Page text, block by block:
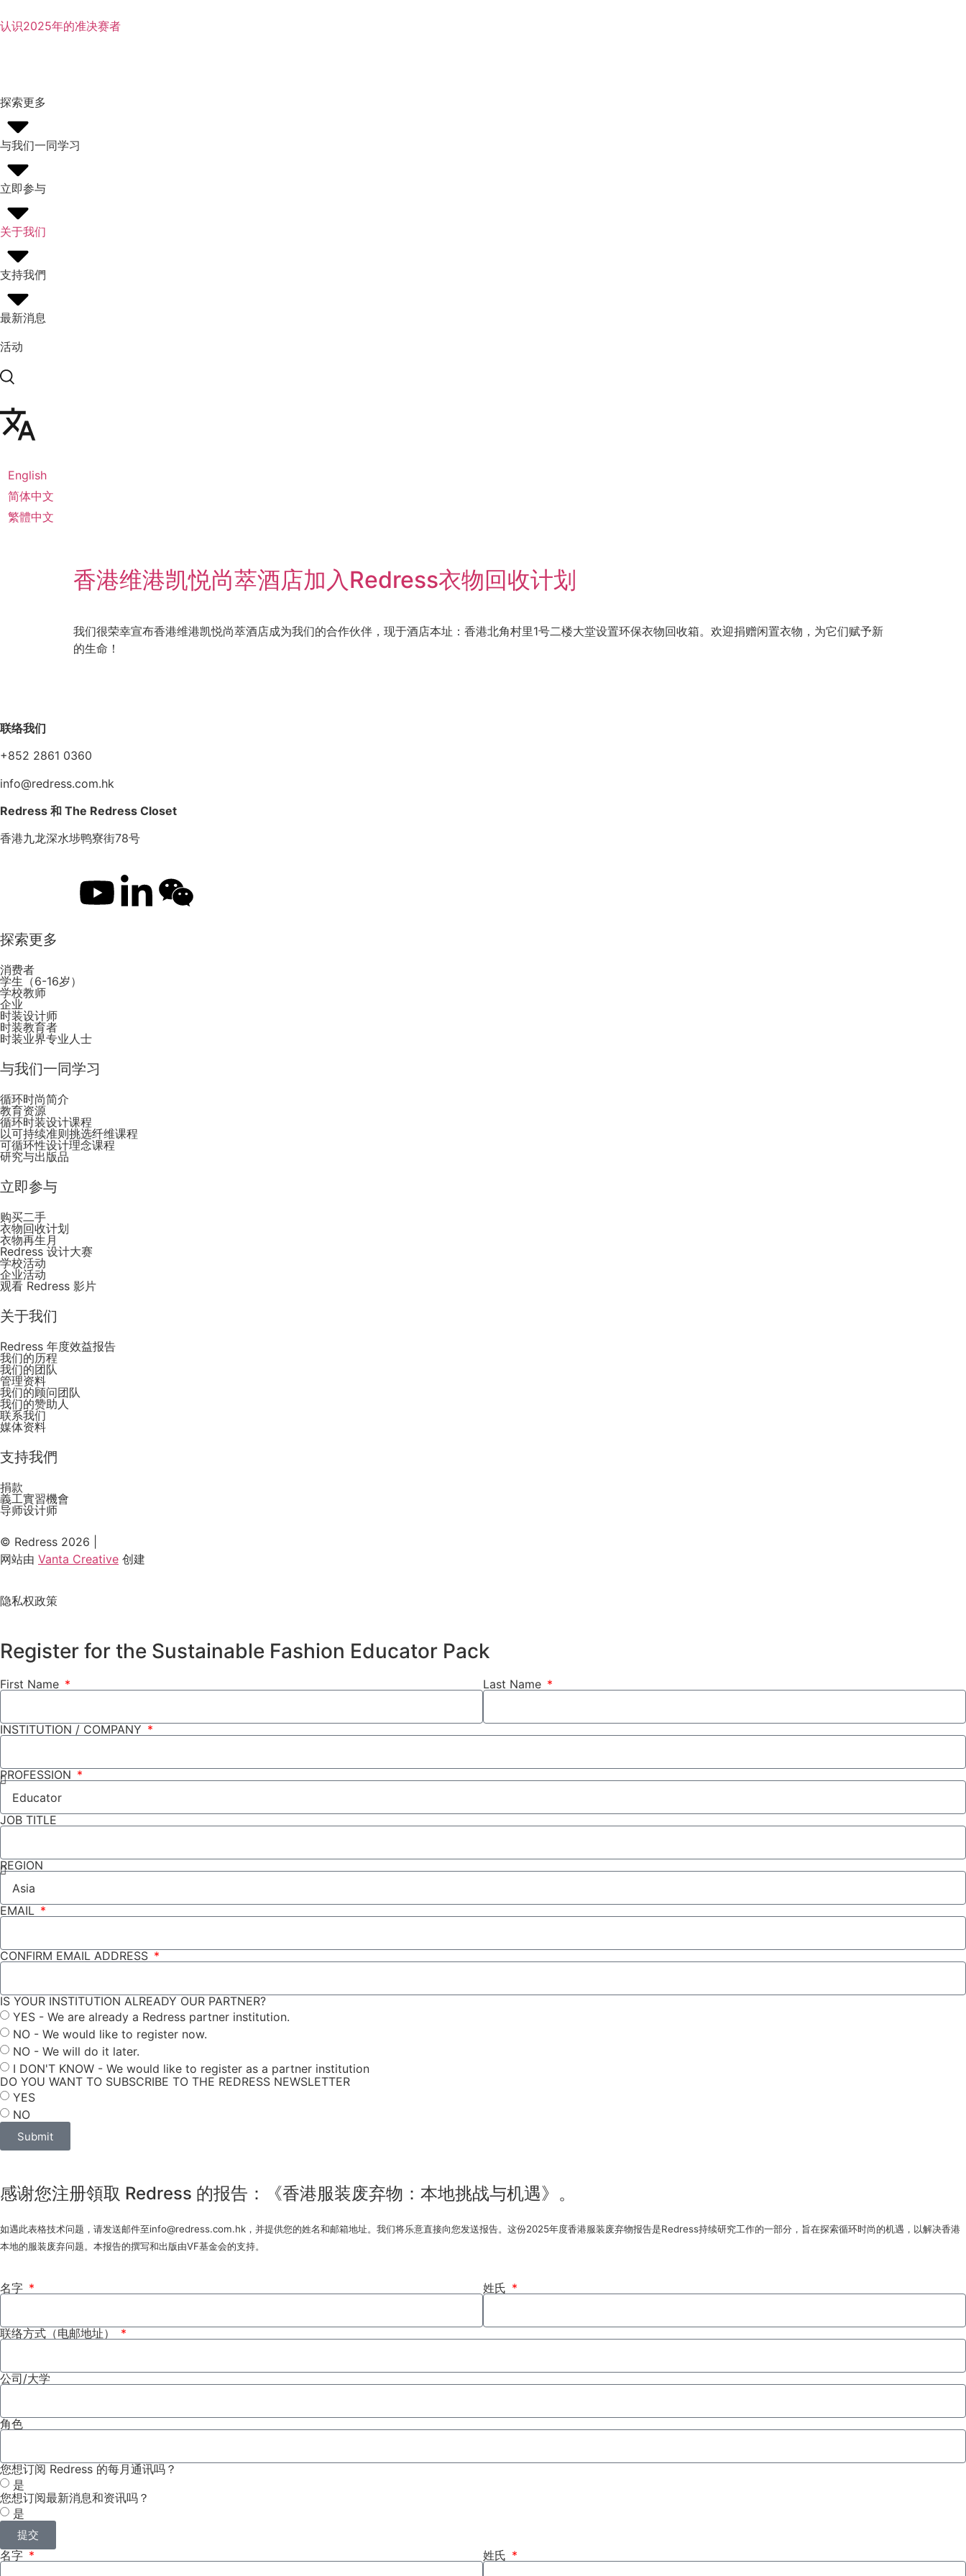
认识2025年的准决赛者
探索更多
与我们一同学习
立即参与
关于我们
支持我們
最新消息
活动
English
简体中文
繁體中文
香港维港凯悦尚萃酒店加入Redress衣物回收计划
我们很荣幸宣布香港维港凯悦尚萃酒店成为我们的合作伙伴，现于酒店本址：香港北角村里1号二楼大堂设置环保衣物回收箱。欢迎捐赠闲置衣物，为它们赋予新
的生命！
联络我们
+852 2861 0360
info@redress.com.hk
Redress 和 The Redress Closet
香港九龙深水埗鸭寮街78号
探索更多
消费者
学生（6-16岁）
学校教师
企业
时装设计师
时装教育者
时装业界专业人士
与我们一同学习
循环时尚简介
教育资源
循环时装设计课程
以可持续准则挑选纤维课程
可循环性设计理念课程
研究与出版品
立即参与
购买二手
衣物回收计划
衣物再生月
Redress 设计大赛
学校活动
企业活动
观看 Redress 影片
关于我们
Redress 年度效益报告
我们的历程
我们的团队
管理资料
我们的顾问团队
我们的赞助人
联系我们
媒体资料
支持我們
捐款
義工實習機會
导师设计师
© Redress 2026 |
网站由 Vanta Creative 创建
隐私权政策
Register for the Sustainable Fashion Educator Pack
First Name Last Name
INSTITUTION / COMPANY
PROFESSION
JOB TITLE
REGION
EMAIL
CONFIRM EMAIL ADDRESS
IS YOUR INSTITUTION ALREADY OUR PARTNER?
YES - We are already a Redress partner institution.
NO - We would like to register now.
NO - We will do it later.
I DON'T KNOW - We would like to register as a partner institution
DO YOU WANT TO SUBSCRIBE TO THE REDRESS NEWSLETTER
YES
NO
Submit
感谢您注册領取 Redress 的报告：《香港服装废弃物：本地挑战与机遇》。
如遇此表格技术问题，请发送邮件至info@redress.com.hk，并提供您的姓名和邮箱地址。我们将乐意直接向您发送报告。这份2025年度香港服装废弃物报告是Redress持续研究工作的一部分，旨在探索循环时尚的机遇，以解决香港
本地的服装废弃问题。本报告的撰写和出版由VF基金会的支持。
名字 姓氏
联络方式（电邮地址）
公司/大学
角色
您想订阅 Redress 的每月通讯吗？
是
您想订阅最新消息和资讯吗？
是
提交
名字 姓氏